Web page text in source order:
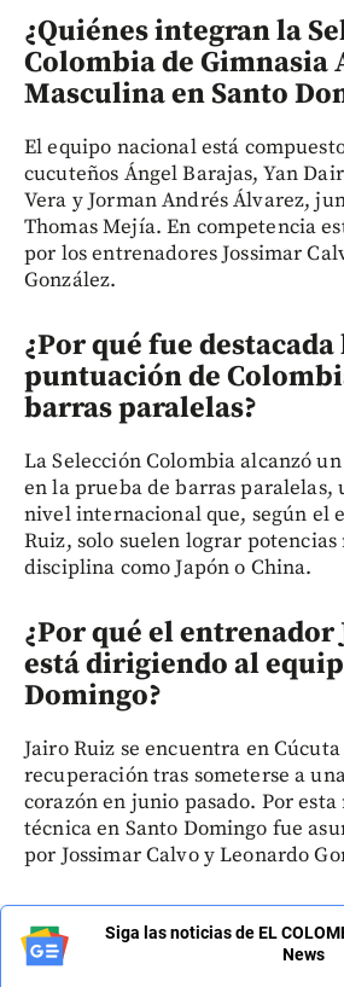
¿Quiénes integran la
Colombia de Gimnasia
Masculina en Santo
El equipo nacional está
cucuteños Ángel Barajas, Yan
Vera y Jorman Andrés Álvarez,
Thomas Mejía. En competencia
por los entrenadores Jossimar
González.
¿Por qué fue destacada
puntuación de
barras paralelas?
La Selección Colombia alcanzó
en la prueba de barras paralelas,
nivel internacional que, según el
Ruiz, solo suelen lograr
disciplina como Japón o China.
¿Por qué el entrenador
está dirigiendo al
Domingo?
Jairo Ruiz se encuentra en
recuperación tras someterse a
corazón en junio pasado. Por
técnica en Santo Domingo fue
por Jossimar Calvo y Leonardo
Siga las noticias de EL
News